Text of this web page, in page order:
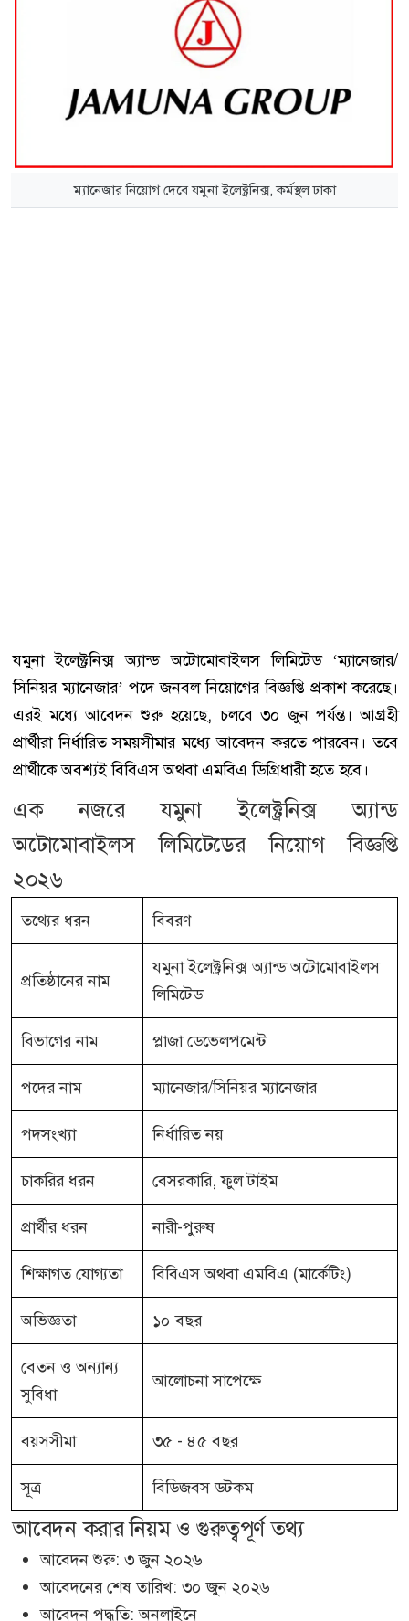
ম্যানেজার নিয়োগ দেবে যমুনা ইলেক্ট্রনিক্স, কর্মস্থল ঢাকা
যমুনা ইলেক্ট্রনিক্স অ্যান্ড অটোমোবাইলস লিমিটেড ‘ম্যানেজার/
সিনিয়র ম্যানেজার’ পদে জনবল নিয়োগের বিজ্ঞপ্তি প্রকাশ করেছে।
এরই মধ্যে আবেদন শুরু হয়েছে, চলবে ৩০ জুন পর্যন্ত। আগ্রহী
প্রার্থীরা নির্ধারিত সময়সীমার মধ্যে আবেদন করতে পারবেন। তবে
প্রার্থীকে অবশ্যই বিবিএস অথবা এমবিএ ডিগ্রিধারী হতে হবে।
এক নজরে যমুনা ইলেক্ট্রনিক্স অ্যান্ড
অটোমোবাইলস লিমিটেডের নিয়োগ বিজ্ঞপ্তি
২০২৬
তথ্যের ধরন বিবরণ
প্রতিষ্ঠানের নাম
যমুনা ইলেক্ট্রনিক্স অ্যান্ড অটোমোবাইলস
লিমিটেড
বিভাগের নাম প্লাজা ডেভেলপমেন্ট
পদের নাম ম্যানেজার/সিনিয়র ম্যানেজার
পদসংখ্যা নির্ধারিত নয়
চাকরির ধরন বেসরকারি, ফুল টাইম
প্রার্থীর ধরন নারী-পুরুষ
শিক্ষাগত যোগ্যতা বিবিএস অথবা এমবিএ (মার্কেটিং)
অভিজ্ঞতা ১০ বছর
বেতন ও অন্যান্য
সুবিধা
আলোচনা সাপেক্ষে
বয়সসীমা ৩৫ - ৪৫ বছর
সূত্র বিডিজবস ডটকম
আবেদন করার নিয়ম ও গুরুত্বপূর্ণ তথ্য
আবেদন শুরু: ৩ জুন ২০২৬
আবেদনের শেষ তারিখ: ৩০ জুন ২০২৬
আবেদন পদ্ধতি: অনলাইনে